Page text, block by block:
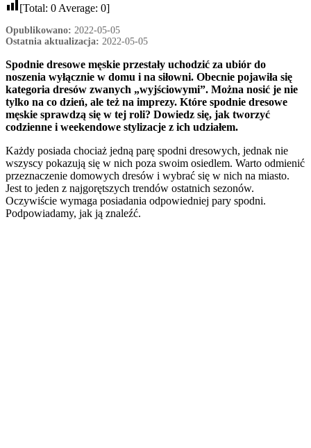
[Total: 0Average: 0]
Opublikowano: 2022-05-05
Ostatnia aktualizacja: 2022-05-05
Spodnie dresowe męskie przestały uchodzić za ubiór do
noszenia wyłącznie w domu i na siłowni. Obecnie pojawiła się
kategoria dresów zwanych „wyjściowymi”. Można nosić je nie
tylko na co dzień, ale też na imprezy. Które spodnie dresowe
męskie sprawdzą się w tej roli? Dowiedz się, jak tworzyć
codzienne i weekendowe stylizacje z ich udziałem.
Każdy posiada chociaż jedną parę spodni dresowych, jednak nie
wszyscy pokazują się w nich poza swoim osiedlem. Warto odmienić
przeznaczenie domowych dresów i wybrać się w nich na miasto.
Jest to jeden z najgorętszych trendów ostatnich sezonów.
Oczywiście wymaga posiadania odpowiedniej pary spodni.
Podpowiadamy, jak ją znaleźć.